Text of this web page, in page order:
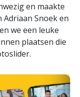
en maakte
Snoek en
we een leuke
plaatsen die